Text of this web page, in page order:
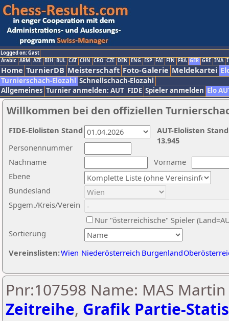
Logged on: Gast
Arabic ARM AZE BIH BUL CAT CHN CRO CZE DEN ENG ESP FAI FIN FRA GER GRE INA
Home TurnierDB Meisterschaft Foto-Galerie Meldekartei
Turnierschach-Elozahl Schnellschach-Elozahl
Allgemeines Turnier anmelden: AUT FIDE Spieler anmelden Elo
Willkommen bei den offiziellen
Nachname
Vorname
Ebene
Sortierung
Personennummer
Bundesland
Spgem./Kreis/Verein
Nur "österreichische" Spieler
Vereinslisten:Wien Niederösterreich Burgenland
AUT-Elolisten
13.945
FIDE-Elolisten Stand
Pnr:107598 Name: MAS
Zeitreihe, Grafik Partie-